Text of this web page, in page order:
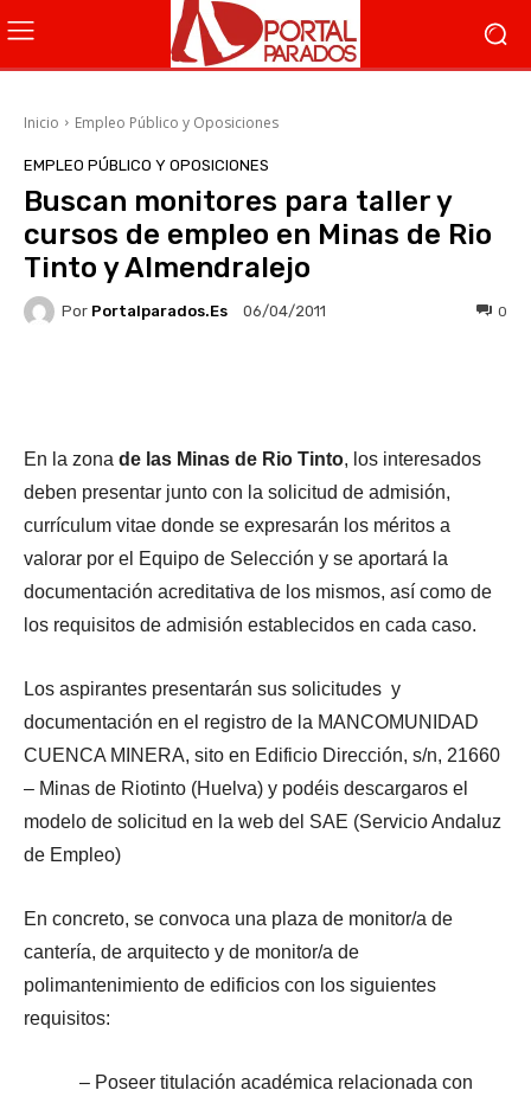
Inicio Empleo Público y Oposiciones
EMPLEO PÚBLICO Y OPOSICIONES
Buscan monitores para taller y
cursos de empleo en Minas de Rio
Tinto y Almendralejo
Por Portalparados.es 06/04/2011 0
En la zona de las Minas de Rio Tinto, los interesados
deben presentar junto con la solicitud de admisión,
currículum vitae donde se expresarán los méritos a
valorar por el Equipo de Selección y se aportará la
documentación acreditativa de los mismos, así como de
los requisitos de admisión establecidos en cada caso.
Los aspirantes presentarán sus solicitudes y
documentación en el registro de la MANCOMUNIDAD
CUENCA MINERA, sito en Edificio Dirección, s/n, 21660
– Minas de Riotinto (Huelva) y podéis descargaros el
modelo de solicitud en la web del SAE (Servicio Andaluz
de Empleo)
En concreto, se convoca una plaza de monitor/a de
cantería, de arquitecto y de monitor/a de
polimantenimiento de edificios con los siguientes
requisitos:
– Poseer titulación académica relacionada con